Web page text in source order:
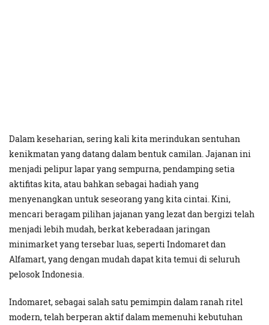
Dalam keseharian, sering kali kita merindukan sentuhan
kenikmatan yang datang dalam bentuk camilan. Jajanan ini
menjadi pelipur lapar yang sempurna, pendamping setia
aktifitas kita, atau bahkan sebagai hadiah yang
menyenangkan untuk seseorang yang kita cintai. Kini,
mencari beragam pilihan jajanan yang lezat dan bergizi telah
menjadi lebih mudah, berkat keberadaan jaringan
minimarket yang tersebar luas, seperti Indomaret dan
Alfamart, yang dengan mudah dapat kita temui di seluruh
pelosok Indonesia.
Indomaret, sebagai salah satu pemimpin dalam ranah ritel
modern, telah berperan aktif dalam memenuhi kebutuhan